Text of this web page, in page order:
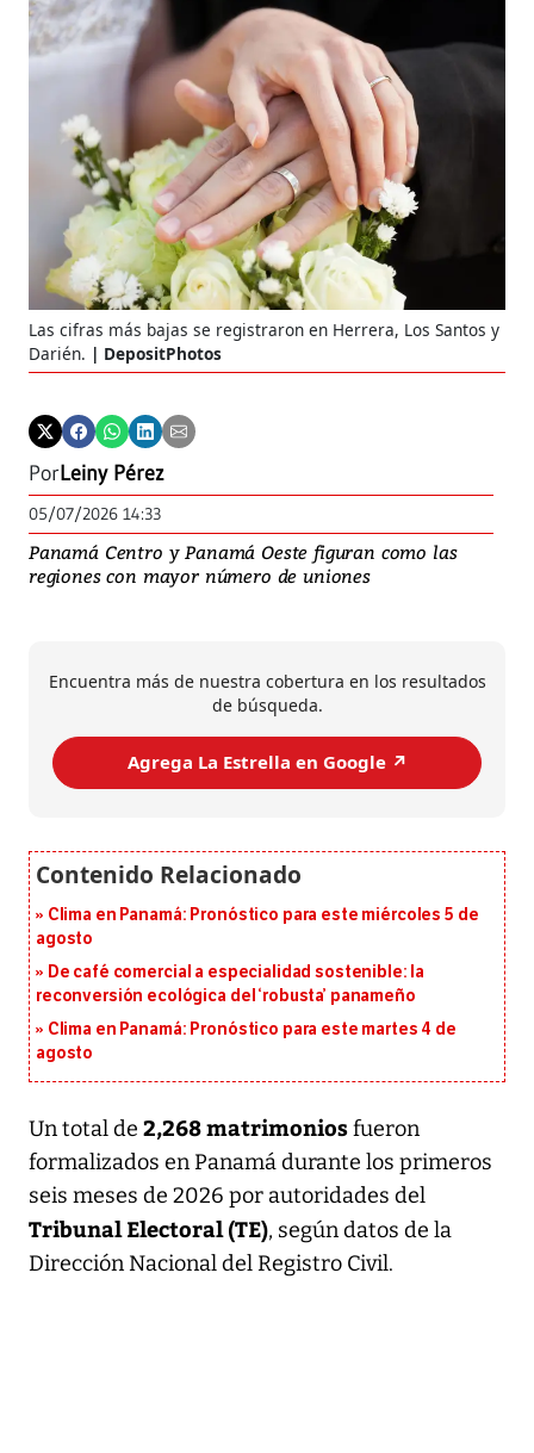
Las cifras más bajas se registraron en Herrera, Los Santos y
Darién.
DepositPhotos
PorLeiny Pérez
05/07/2026 14:33
Panamá Centro y Panamá Oeste figuran como las
regiones con mayor número de uniones
Encuentra más de nuestra cobertura en los resultados
de búsqueda.
Agrega La Estrella en Google ↗️
Clima en Panamá: Pronóstico para este miércoles 5 de
agosto
De café comercial a especialidad sostenible: la
reconversión ecológica del ‘robusta’ panameño
Clima en Panamá: Pronóstico para este martes 4 de
agosto
Un total de 2,268 matrimoniosfueron
formalizados en Panamá durante los primeros
seis meses de 2026 por autoridades del
Tribunal Electoral (TE), según datos de la
Dirección Nacional del Registro Civil.